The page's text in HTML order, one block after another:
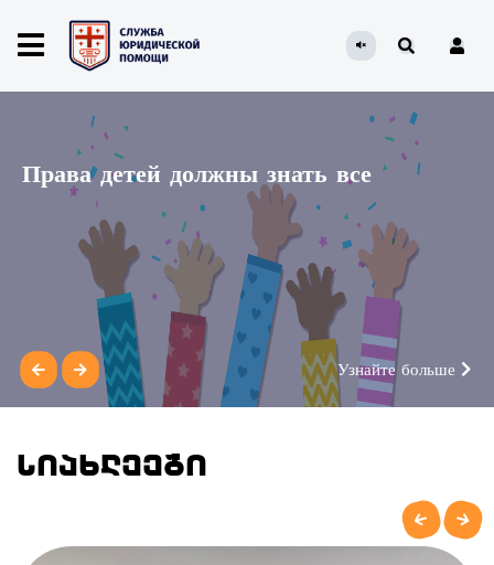
Права детей должны знать все
Узнайте больше
სიახლეები